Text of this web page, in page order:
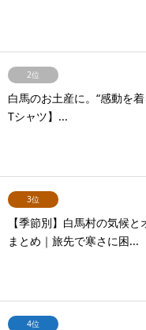
2位
白馬のお土産に。“感動を
Tシャツ】...
3位
【季節別】白馬村の気候
まとめ｜旅先で寒さに困...
4位